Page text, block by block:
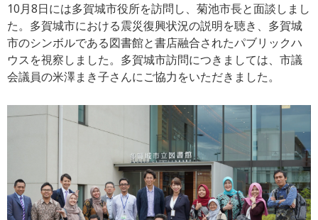
10月8日には多賀城市役所を訪問し、菊池市長と面談しまし
た。多賀城市における震災復興状況の説明を聴き、多賀城
市のシンボルである図書館と書店融合されたパブリックハ
ウスを視察しました。多賀城市訪問につきましては、市議
会議員の米澤まき子さんにご協力をいただきました。